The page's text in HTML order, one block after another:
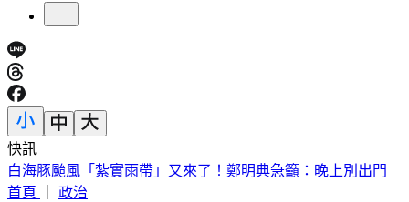
快訊
別只看台積電！ 外媒點名「2檔AI設備股」快上車
首頁
政治